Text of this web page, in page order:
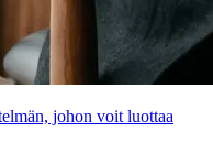
johon voit luottaa